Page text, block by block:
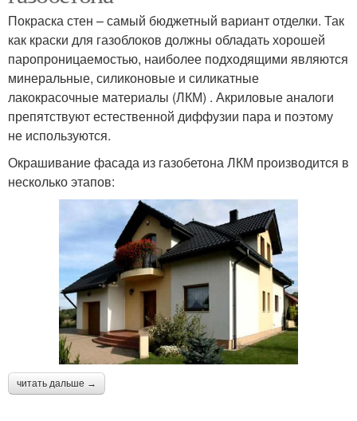
Покраска стен – самый бюджетный вариант отделки. Так
как краски для газоблоков должны обладать хорошей
паропроницаемостью, наиболее подходящими являются
минеральные, силиконовые и силикатные
лакокрасочные материалы (ЛКМ) . Акриловые аналоги
препятствуют естественной диффузии пара и поэтому
не используются.
Окрашивание фасада из газобетона ЛКМ производится в
несколько этапов:
читать дальше →